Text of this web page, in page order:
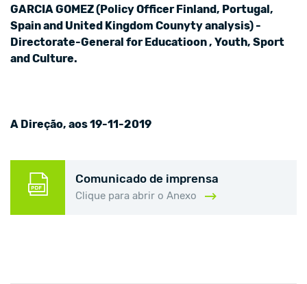
GARCIA GOMEZ (Policy Officer Finland, Portugal,
Spain and United Kingdom Counyty analysis) -
Directorate-General for Educatioon , Youth, Sport
and Culture.
A Direção, aos 19-11-2019
Comunicado de imprensa
Clique para abrir o Anexo